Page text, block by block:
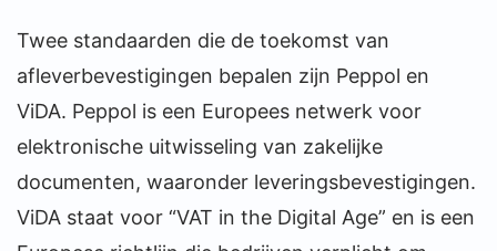
Twee standaarden die de toekomst van
afleverbevestigingen bepalen zijn Peppol en
ViDA. Peppol is een Europees netwerk voor
elektronische uitwisseling van zakelijke
documenten, waaronder leveringsbevestigingen.
ViDA staat voor “VAT in the Digital Age” en is een